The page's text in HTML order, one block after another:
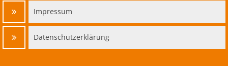
Impressum
Datenschutzerklärung